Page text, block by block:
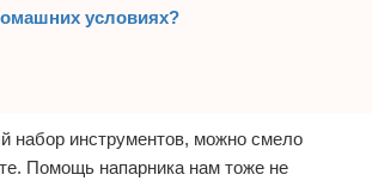
условиях?
набор инструментов, можно смело
Помощь напарника нам тоже не